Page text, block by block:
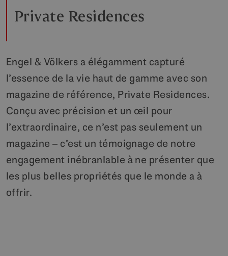
Private Residences
Engel & Völkers a élégamment capturé
l’essence de la vie haut de gamme avec son
magazine de référence, Private Residences.
Conçu avec précision et un œil pour
l’extraordinaire, ce n’est pas seulement un
magazine – c’est un témoignage de notre
engagement inébranlable à ne présenter que
les plus belles propriétés que le monde a à
offrir.